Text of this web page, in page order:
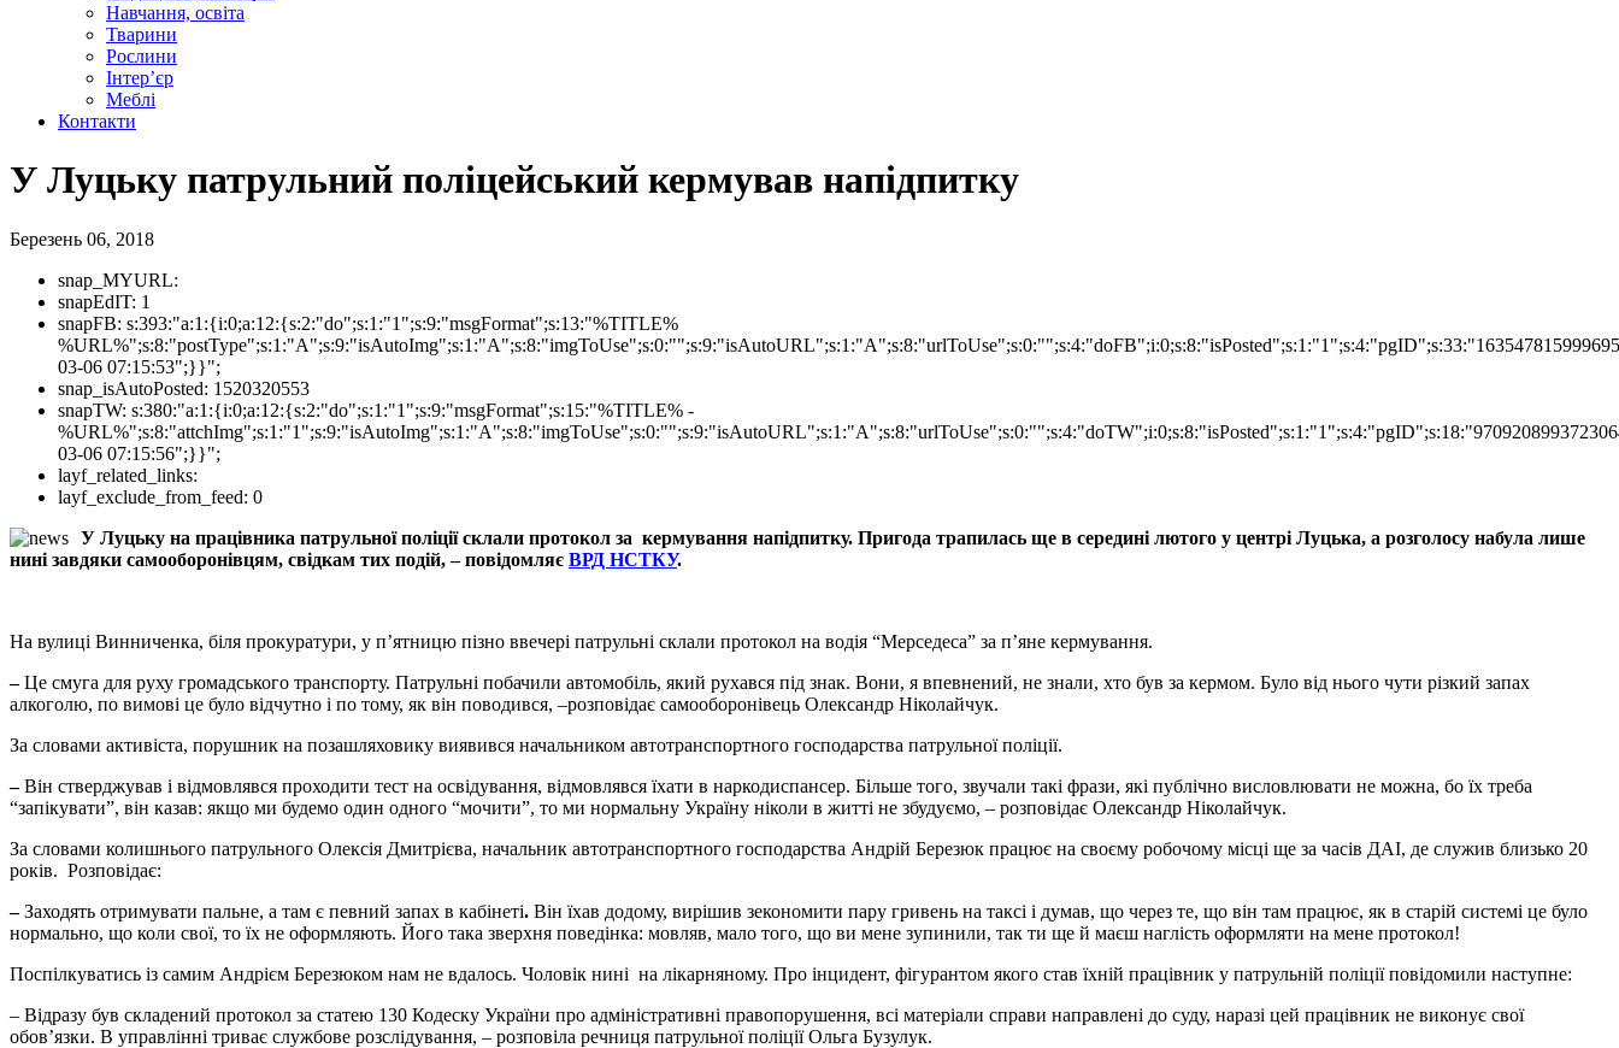
Навчання, освіта
Тварини
Рослини
Інтер’єр
Меблі
Контакти
У Луцьку патрульний поліцейський кермував напідпитку
Березень 06, 2018
snap_MYURL:
snapEdIT: 1
snapFB: s:393:"a:1:{i:0;a:12:{s:2:"do";s:1:"1";s:9:"msgFormat";s:13:"%TITLE%
03-06 07:15:53";}}";
snap_isAutoPosted: 1520320553
snapTW: s:380:"a:1:{i:0;a:12:{s:2:"do";s:1:"1";s:9:"msgFormat";s:15:"%TITLE% -
03-06 07:15:56";}}";
layf_related_links:
layf_exclude_from_feed: 0
У Луцьку на працівника патрульної поліції склали протокол за кермування напідпитку. Пригода трапилась ще в середині лютого у центрі Луцька, а розголосу набула лише
нині завдяки самооборонівцям, свідкам тих подій, – повідомляє ВРД НСТКУ.
На вулиці Винниченка, біля прокуратури, у п’ятницю пізно ввечері патрульні склали протокол на водія “Мерседеса” за п’яне кермування.
–Це смуга для руху громадського транспорту. Патрульні побачили автомобіль, який рухався під знак. Вони, я впевнений, не знали, хто був за кермом. Було від нього чути різкий запах
алкоголю, по вимові це було відчутно і по тому, як він поводився, –розповідає самооборонівець Олександр Ніколайчук.
За словами активіста, порушник на позашляховику виявився начальником автотранспортного господарства патрульної поліції.
–Він стверджував і відмовлявся проходити тест на освідування, відмовлявся їхати в наркодиспансер. Більше того, звучали такі фрази, які публічно висловлювати не можна, бо їх треба
“запікувати”, він казав: якщо ми будемо один одного “мочити”, то ми нормальну Україну ніколи в житті не збудуємо, – розповідає Олександр Ніколайчук.
За словами колишнього патрульного Олексія Дмитрієва, начальник автотранспортного господарства Андрій Березюк працює на своєму робочому місці ще за часів ДАІ, де служив близько 20
років. Розповідає:
–Заходять отримувати пальне, а там є певний запах в кабінеті. Він їхав додому, вирішив зекономити пару гривень на таксі і думав, що через те, що він там працює, як в старій системі це було
нормально, що коли свої, то їх не оформляють. Його така зверхня поведінка: мовляв, мало того, що ви мене зупинили, так ти ще й маєш наглість оформляти на мене протокол!
Поспілкуватись із самим Андрієм Березюком нам не вдалось. Чоловік нині на лікарняному. Про інцидент, фігурантом якого став їхній працівник у патрульній поліції повідомили наступне:
– Відразу був складений протокол за статею 130 Кодеску України про адміністративні правопорушення, всі матеріали справи направлені до суду, наразі цей працівник не виконує свої
обов’язки. В управлінні триває службове розслідування, – розповіла речниця патрульної поліції Ольга Бузулук.